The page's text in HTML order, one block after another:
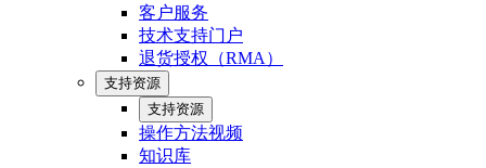
客户服务
技术支持门户
退货授权（RMA）
支持资源
支持资源
操作方法视频
知识库